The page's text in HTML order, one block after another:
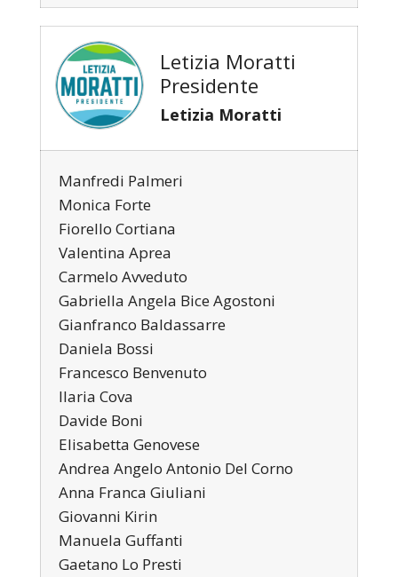
Letizia Moratti
Presidente
Letizia Moratti
Manfredi Palmeri
Monica Forte
Fiorello Cortiana
Valentina Aprea
Carmelo Avveduto
Gabriella Angela Bice Agostoni
Gianfranco Baldassarre
Daniela Bossi
Francesco Benvenuto
Ilaria Cova
Davide Boni
Elisabetta Genovese
Andrea Angelo Antonio Del Corno
Anna Franca Giuliani
Giovanni Kirin
Manuela Guffanti
Gaetano Lo Presti